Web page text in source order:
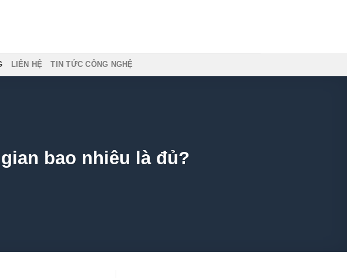
LIÊN HỆ TIN TỨC CÔNG NGHỆ
bao nhiêu là đủ?